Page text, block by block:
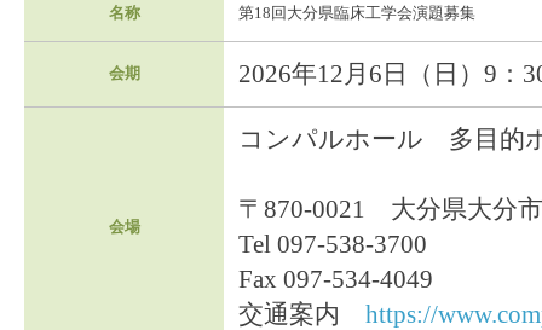
名称 第18回大分県臨床工学会演題募集
会期 2026年12月6日（日）9：
会場
コンパルホール 多目的
〒870-0021 大分県大分
Tel 097-538-3700
Fax 097-534-4049
交通案内 https://